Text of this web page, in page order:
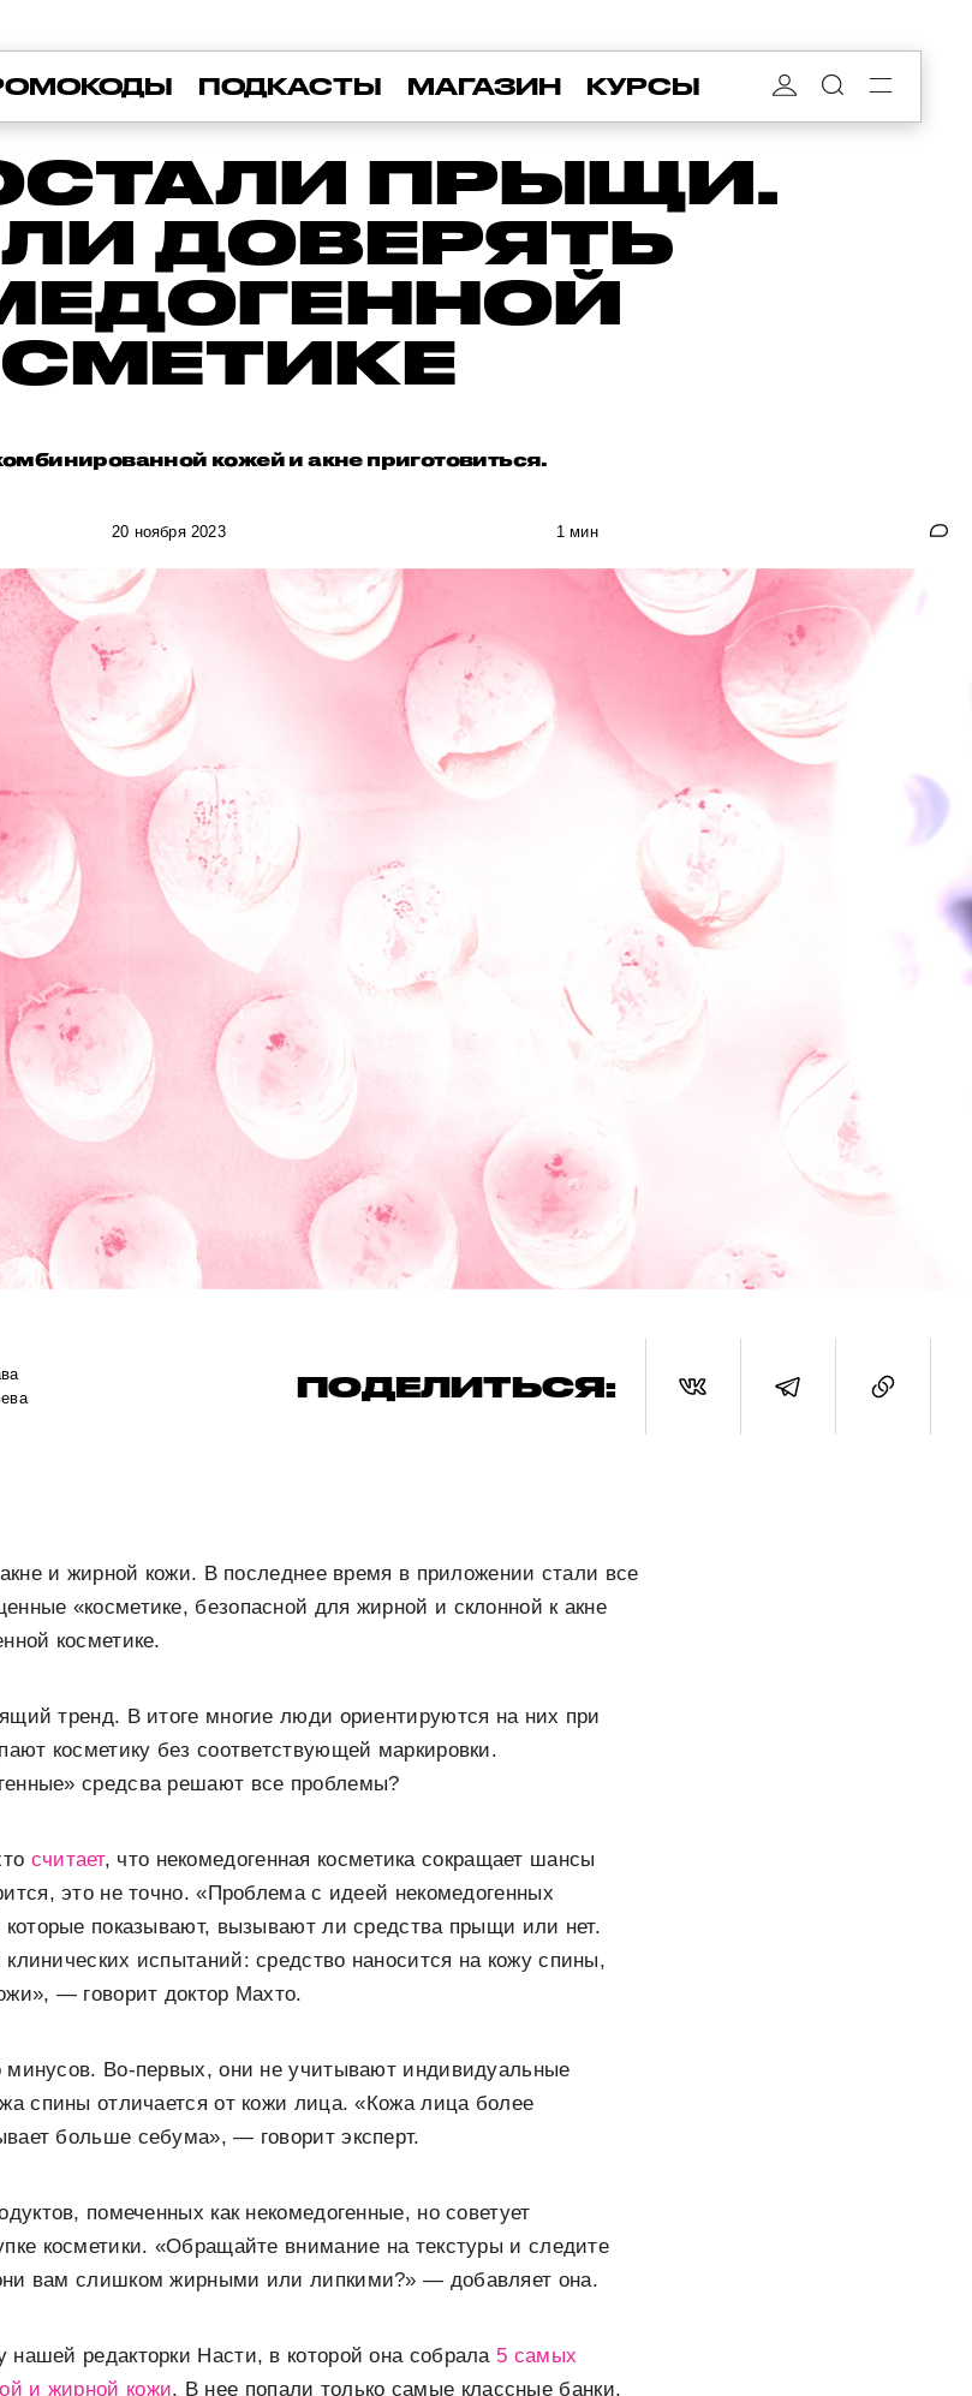
ПОДКАСТЫ МАГАЗИН КУРСЫ
ПРЫЩИ.
ДОВЕРЯТЬ
кожей и акне приготовиться.
20 ноября 2023 1 мин
ПОДЕЛИТЬСЯ:
и жирной кожи. В последнее время в приложении стали все
«косметике, безопасной для жирной и склонной к акне
косметике.
тренд. В итоге многие люди ориентируются на них при
косметику без соответствующей маркировки.
средсва решают все проблемы?
считает, что некомедогенная косметика сокращает шансы
это не точно. «Проблема с идеей некомедогенных
которые показывают, вызывают ли средства прыщи или нет.
испытаний: средство наносится на кожу спины,
— говорит доктор Махто.
минусов. Во-первых, они не учитывают индивидуальные
спины отличается от кожи лица. «Кожа лица более
больше себума», — говорит эксперт.
помеченных как некомедогенные, но советует
косметики. «Обращайте внимание на текстуры и следите
вам слишком жирными или липкими?» — добавляет она.
редакторки Насти, в которой она собрала 5 самых
и жирной кожи. В нее попали только самые классные банки,